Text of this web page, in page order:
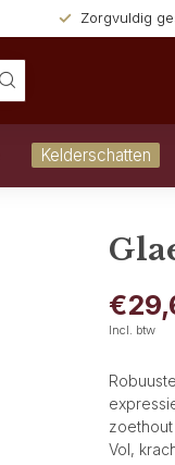
Zorgvuldig
Kelderschatten
Incl. btw
Vol,